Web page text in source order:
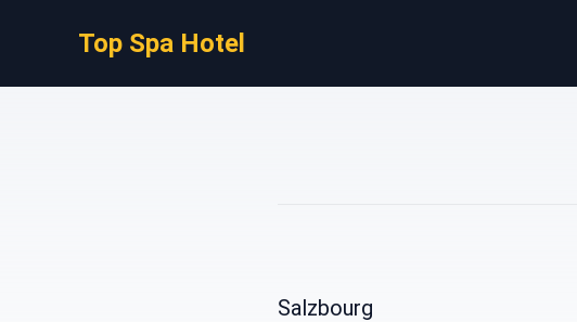
Top Spa Hotel
Salzbourg